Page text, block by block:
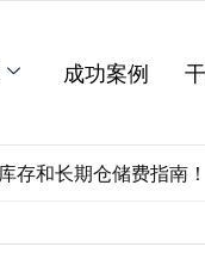
成功案例
存和长期仓储费指南！